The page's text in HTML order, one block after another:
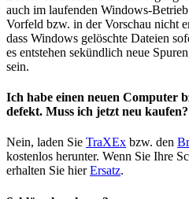
auch im laufenden Windows-
Vorfeld bzw. in der Vorschau nicht
dass Windows gelöschte Dateien
es entstehen sekündlich neue
sein.
Ich habe einen neuen Computer
defekt. Muss ich jetzt neu kaufen?
Nein, laden Sie TraXEx bzw. den
kostenlos herunter. Wenn Sie Ihre
erhalten Sie hierErsatz.